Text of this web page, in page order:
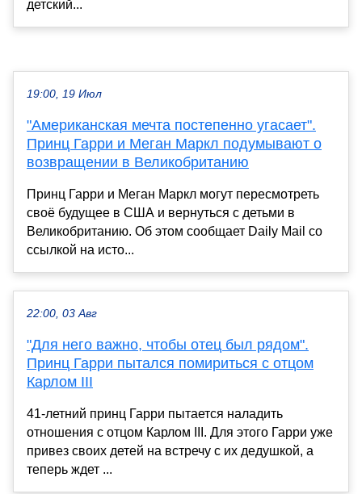
детский...
19:00, 19 Июл
"Американская мечта постепенно угасает".
Принц Гарри и Меган Маркл подумывают о
возвращении в Великобританию
Принц Гарри и Меган Маркл могут пересмотреть
своё будущее в США и вернуться с детьми в
Великобританию. Об этом сообщает Daily Mail со
ссылкой на исто...
22:00, 03 Авг
"Для него важно, чтобы отец был рядом".
Принц Гарри пытался помириться с отцом
Карлом III
41-летний принц Гарри пытается наладить
отношения с отцом Карлом III. Для этого Гарри уже
привез своих детей на встречу с их дедушкой, а
теперь ждет ...